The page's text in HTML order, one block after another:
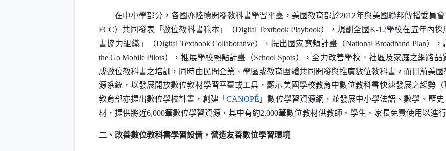
在中小學部分，各國亦陸續開發教科書學習平臺，美國教育部於2012年與美國聯邦傳播委員會
FCC）共同發表「數位教科書範本」（Digital Textbook Playbook），規劃全國K-12學校在五年內採
書協力組織」（Digital Textbook Collaborative）、提出國家寬頻計畫（National Broadband Plan），
the Go Mobile Pilots），推展學校熱點計畫（School Spots），全力改善學校、社區及家庭之網路
成數位教科書之培訓，同時由民間企業、學區或教育團體共同開發與推廣數位教科書。而目前美
源系統，以發展開放數位教材學習平臺或工具，顯示美國學校教育中數位教科書快速發展之趨勢（
教育部亦提出數位學校計畫，創建「CANOPÉ （另開新視窗）
」數位學習資源網，並發展中小學法語、數學、歷
材，提供將近6,000筆數位學習資源，其中有約2,000筆數位教材供教師、學生、家長免費使用以進
二、改善數位教科書學習設備，營造友善數位學習環境